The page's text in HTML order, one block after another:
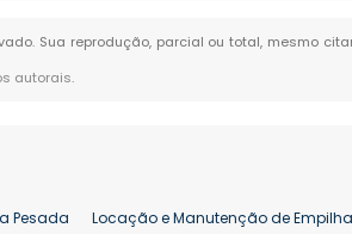
Sua reprodução, parcial ou total, mesmo
autorais.
Pesada Locação e Manutenção de